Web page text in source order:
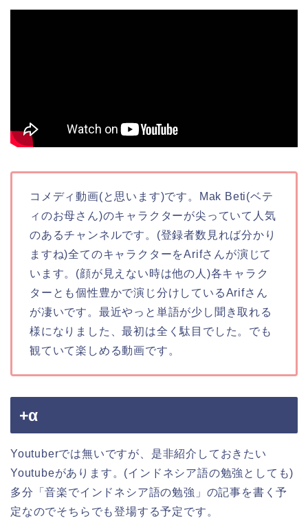
コメディ動画(と思います)です。Mak Beti(ベテ
ィのお母さん)のキャラクターが尖っていて人気
のあるチャンネルです。(登録者数見れば分かり
ますね)全てのキャラクターをArifさんが演じて
います。(顔が見えない時は他の人)各キャラク
ターとも個性豊かで演じ分けしているArifさん
が凄いです。最近やっと単語が少し聞き取れる
様になりました、最初は全く駄目でした。でも
観ていて楽しめる動画です。
+α
Youtuberでは無いですが、是非紹介しておきたい
Youtubeがあります。(インドネシア語の勉強としても)
多分「音楽でインドネシア語の勉強」の記事を書く予
定なのでそちらでも登場する予定です。